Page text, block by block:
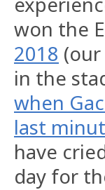
won the
2018
in the
when
last
have
day for